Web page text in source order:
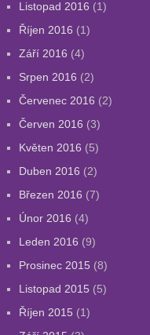
Listopad 2016 (1)
Říjen 2016 (1)
Září 2016 (4)
Srpen 2016 (2)
Červenec 2016 (2)
Červen 2016 (3)
Květen 2016 (5)
Duben 2016 (2)
Březen 2016 (7)
Únor 2016 (4)
Leden 2016 (9)
Prosinec 2015 (8)
Listopad 2015 (5)
Říjen 2015 (1)